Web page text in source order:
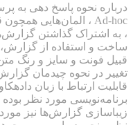
درباره نحوه پاسخ دهی به
، به اشتراک گذاشتن
ساخت و استفاده از
قبیل فونت و سایز و رنگ
تغییر در نحوه چیدمان
برنامه‌نویسی مورد نظر
زیباسازی گزارش‌ها نیز